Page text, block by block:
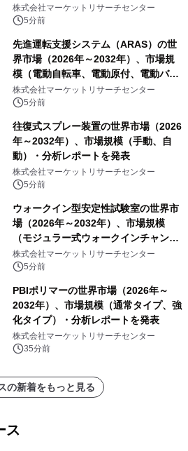
および誘電体材料、光学・カバー材
料、その他）・分析レポートを発表
株式会社マーケットリサーチセンター
5分前
先進運転支援システム（ARAS）の世
界市場（2026年～2032年）、市場規
模（電動自転車、電動原付、電動バイ
ク）・分析レポートを発表
株式会社マーケットリサーチセンター
5分前
往復式スプレー装置の世界市場（2026
年～2032年）、市場規模（手動、自
動）・分析レポートを発表
株式会社マーケットリサーチセンター
5分前
ウォークイン型安定性試験室の世界市
場（2026年～2032年）、市場規模
（モジュラー式ウォークインチャンバ
ー、溶接式ウォークインチャンバ
ー）・分析レポートを発表
株式会社マーケットリサーチセンター
5分前
PBIポリマーの世界市場（2026年～
2032年）、市場規模（通常タイプ、強
化タイプ）・分析レポートを発表
株式会社マーケットリサーチセンター
35分前
の新着をもっと見る
ス